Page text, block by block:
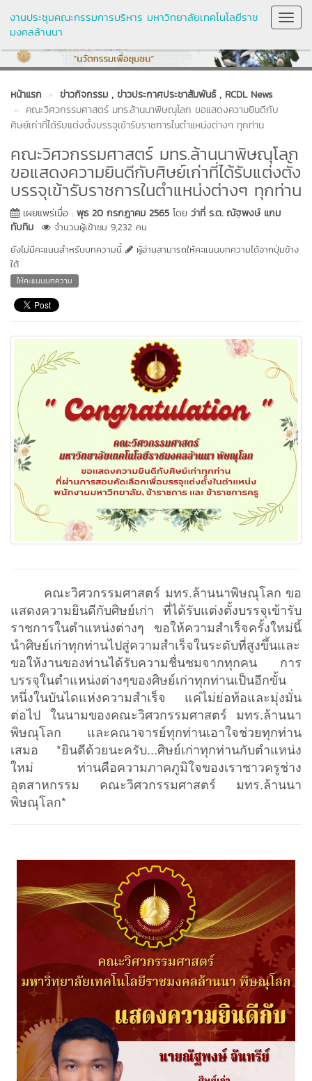
งานประชุมคณะกรรมการบริหาร มหาวิทยาลัยเทคโนโลยีราช
มงคลล้านนา
หน้าแรก ข่าวกิจกรรม , ข่าวประกาศประชาสัมพันธ์ , RCDL News
คณะวิศวกรรมศาสตร์ มทร.ล้านนาพิษณุโลก ขอแสดงความยินดีกับ
ศิษย์เก่าที่ได้รับแต่งตั้งบรรจุเข้ารับราชการในตำแหน่งต่างๆ ทุกท่าน
คณะวิศวกรรมศาสตร์ มทร.ล้านนาพิษณุโลก
ขอแสดงความยินดีกับศิษย์เก่าที่ได้รับแต่งตั้ง
บรรจุเข้ารับราชการในตำแหน่งต่างๆ ทุกท่าน
เผยแพร่เมื่อ : พุธ 20 กรกฎาคม 2565 โดย ว่าที่ ร.ต. ณัฐพงษ์ แกม
ทับทิม
จำนวนผู้เข้าชม 9,232 คน
ยังไม่มีคะแนนสำหรับบทความนี้
ผู้อ่านสามารถให้คะแนนบทความได้จากปุ่มข้าง
ใต้
ให้คะแนนบทความ
คณะวิศวกรรมศาสตร์ มทร.ล้านนาพิษณุโลก ขอ
แสดงความยินดีกับศิษย์เก่า ที่ได้รับแต่งตั้งบรรจุเข้ารับ
ราชการในตำแหน่งต่างๆ ขอให้ความสำเร็จครั้งใหม่นี้
นำศิษย์เก่าทุกท่านไปสู่ความสำเร็จในระดับที่สูงขึ้นและ
ขอให้งานของท่านได้รับความชื่นชมจากทุกคน การ
บรรจุในตำแหน่งต่างๆของศิษย์เก่าทุกท่านเป็นอีกขั้น
หนึ่งในบันไดแห่งความสำเร็จ แค่ไม่ย่อท้อและมุ่งมั่น
ต่อไป ในนามของคณะวิศวกรรมศาสตร์ มทร.ล้านนา
พิษณุโลก และคณาจารย์ทุกท่านเอาใจช่วยทุกท่าน
เสมอ *ยินดีด้วยนะครับ...ศิษย์เก่าทุกท่านกับตำแหน่ง
ใหม่ ท่านคือความภาคภูมิใจของเราชาวครูช่าง
อุตสาหกรรม คณะวิศวกรรมศาสตร์ มทร.ล้านนา
พิษณุโลก*